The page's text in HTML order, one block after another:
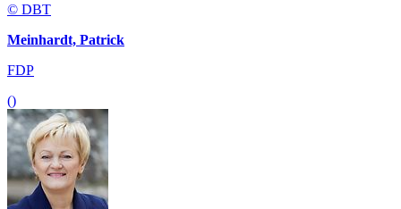
© DBT
Meinhardt, Patrick
FDP
()